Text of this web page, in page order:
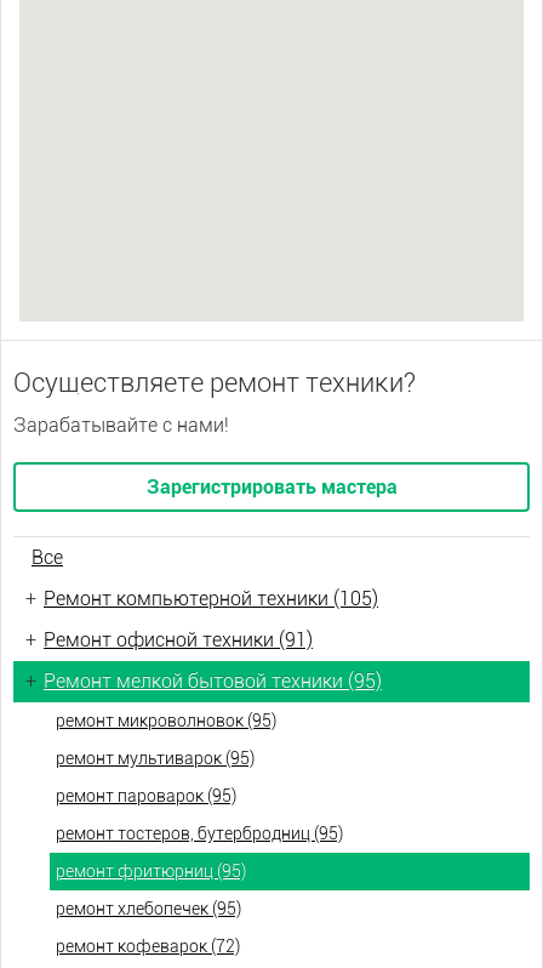
Осуществляете ремонт техники?
Зарабатывайте с нами!
Зарегистрировать мастера
Все
+ Ремонт компьютерной техники (105)
+ Ремонт офисной техники (91)
+ Ремонт мелкой бытовой техники (95)
ремонт микроволновок (95)
ремонт мультиварок (95)
ремонт пароварок (95)
ремонт тостеров, бутербродниц (95)
ремонт фритюрниц (95)
ремонт хлебопечек (95)
ремонт кофеварок (72)